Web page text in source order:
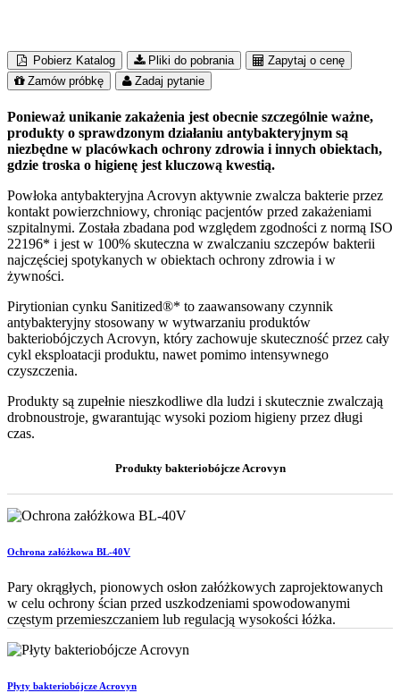
Pobierz Katalog Pliki do pobrania
Zapytaj o cenę
Zamów próbkę
Zadaj pytanie
Ponieważ unikanie zakażenia jest obecnie szczególnie ważne,
produkty o sprawdzonym działaniu antybakteryjnym są
niezbędne w placówkach ochrony zdrowia i innych obiektach,
gdzie troska o higienę jest kluczową kwestią.
Powłoka antybakteryjna Acrovyn aktywnie zwalcza bakterie przez
kontakt powierzchniowy, chroniąc pacjentów przed zakażeniami
szpitalnymi. Została zbadana pod względem zgodności z normą ISO
22196* i jest w 100% skuteczna w zwalczaniu szczepów bakterii
najczęściej spotykanych w obiektach ochrony zdrowia i w
żywności.
Pirytionian cynku Sanitized®* to zaawansowany czynnik
antybakteryjny stosowany w wytwarzaniu produktów
bakteriobójczych Acrovyn, który zachowuje skuteczność przez cały
cykl eksploatacji produktu, nawet pomimo intensywnego
czyszczenia.
Produkty są zupełnie nieszkodliwe dla ludzi i skutecznie zwalczają
drobnoustroje, gwarantując wysoki poziom higieny przez długi
czas.
Produkty bakteriobójcze Acrovyn
Ochrona załóżkowa BL-40V
Pary okrągłych, pionowych osłon załóżkowych zaprojektowanych
w celu ochrony ścian przed uszkodzeniami spowodowanymi
częstym przemieszczaniem lub regulacją wysokości łóżka.
Płyty bakteriobójcze Acrovyn